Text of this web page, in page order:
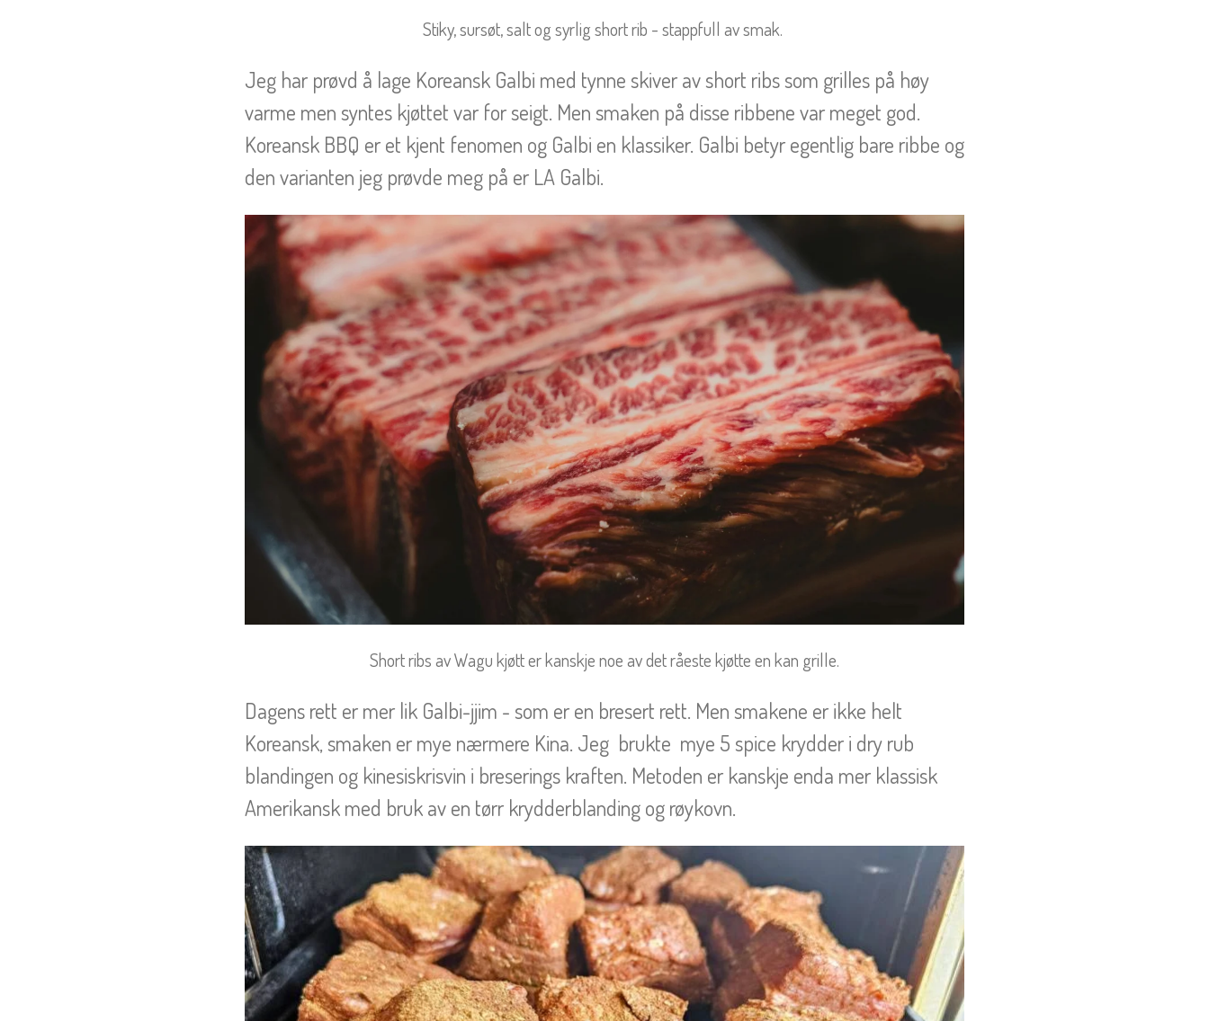
Stiky, sursøt, salt og syrlig short rib - stappfull av smak.
Jeg har prøvd å lage Koreansk Galbi med tynne skiver av short ribs som grilles på høy
varme men syntes kjøttet var for seigt. Men smaken på disse ribbene var meget god.
Koreansk BBQ er et kjent fenomen og Galbi en klassiker. Galbi betyr egentlig bare ribbe og
den varianten jeg prøvde meg på er LA Galbi.
Short ribs av Wagu kjøtt er kanskje noe av det råeste kjøtte en kan grille.
Dagens rett er mer lik Galbi-jjim - som er en bresert rett. Men smakene er ikke helt
Koreansk, smaken er mye nærmere Kina. Jeg brukte mye 5 spice krydder i dry rub
blandingen og kinesiskrisvin i breserings kraften. Metoden er kanskje enda mer klassisk
Amerikansk med bruk av en tørr krydderblanding og røykovn.